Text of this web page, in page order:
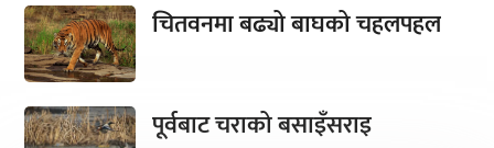
चितवनमा बढ्यो बाघको चहलपहल
पूर्वबाट चराको बसाइँसराइ